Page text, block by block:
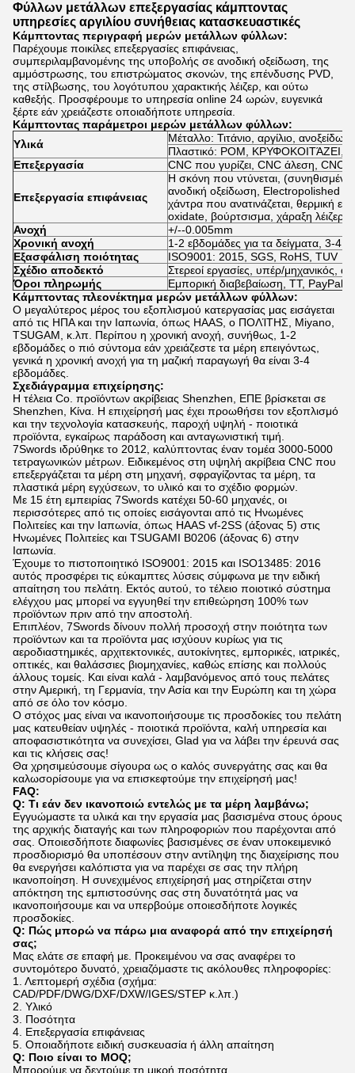
Φύλλων μετάλλων επεξεργασίας κάμπτοντας
υπηρεσίες αργιλίου συνήθειας κατασκευαστικές
Κάμπτοντας περιγραφή μερών μετάλλων φύλλων:
Παρέχουμε ποικίλες επεξεργασίες επιφάνειας,
συμπεριλαμβανομένης της υποβολής σε ανοδική οξείδωση, της
αμμόστρωσης, του επιστρώματος σκονών, της επένδυσης PVD,
της στίλβωσης, του λογότυπου χαρακτικής λέιζερ, και ούτω
καθεξής. Προσφέρουμε το υπηρεσία online 24 ωρών, ευγενικά
ξέρτε εάν χρειάζεστε οποιαδήποτε υπηρεσία.
Κάμπτοντας παράμετροι μερών μετάλλων φύλλων:
Υλικά
Μέταλλο: Τιτάνιο, αργίλιο,
Πλαστικό: POM, ΚΡΥΦΟΚΟΙΤΆΖΕΙ,
Επεξεργασία
CNC που γυρίζει, CNC άλεση, CNC
Επεξεργασία επιφάνειας
Η σκόνη που ντύνεται,
ανοδική οξείδωση, Electropolished &
χάντρα που ανατινάζεται, θερμική
oxidate, βούρτσισμα, χάραξη λέιζερ
Ανοχή
+/--0.005mm
Χρονική ανοχή
1-2 εβδομάδες για τα δείγματα, 3-4
Εξασφάλιση ποιότητας
ISO9001: 2015, SGS, RoHS, TUV
Σχέδιο αποδεκτό
Στερεοί εργασίες, υπέρ/μηχανικός,
Όροι πληρωμής
Εμπορική διαβεβαίωση, TT, PayPal,
Κάμπτοντας πλεονέκτημα μερών μετάλλων φύλλων:
Ο μεγαλύτερος μέρος του εξοπλισμού κατεργασίας μας εισάγεται
από τις ΗΠΑ και την Ιαπωνία, όπως HAAS, ο ΠΟΛΊΤΗΣ, Miyano,
TSUGAM, κ.λπ. Περίπου η χρονική ανοχή, συνήθως, 1-2
εβδομάδες ο πιό σύντομα εάν χρειάζεστε τα μέρη επειγόντως,
γενικά η χρονική ανοχή για τη μαζική παραγωγή θα είναι 3-4
εβδομάδες.
Σχεδιάγραμμα επιχείρησης:
Η τέλεια Co. προϊόντων ακρίβειας Shenzhen, ΕΠΕ βρίσκεται σε
Shenzhen, Κίνα. Η επιχείρησή μας έχει προωθήσει τον εξοπλισμό
και την τεχνολογία κατασκευής, παροχή υψηλή - ποιοτικά
προϊόντα, εγκαίρως παράδοση και ανταγωνιστική τιμή.
7Swords ιδρύθηκε το 2012, καλύπτοντας έναν τομέα 3000-5000
τετραγωνικών μέτρων. Ειδικεμένος στη υψηλή ακρίβεια CNC που
επεξεργάζεται τα μέρη στη μηχανή, σφραγίζοντας τα μέρη, τα
πλαστικά μέρη εγχύσεων, το υλικό και το σχέδιο φορμών.
Με 15 έτη εμπειρίας 7Swords κατέχει 50-60 μηχανές, οι
περισσότερες από τις οποίες εισάγονται από τις Ηνωμένες
Πολιτείες και την Ιαπωνία, όπως HAAS vf-2SS (άξονας 5) στις
Ηνωμένες Πολιτείες και TSUGAMI B0206 (άξονας 6) στην
Ιαπωνία.
Έχουμε το πιστοποιητικό ISO9001: 2015 και ISO13485: 2016
αυτός προσφέρει τις εύκαμπτες λύσεις σύμφωνα με την ειδική
απαίτηση του πελάτη. Εκτός αυτού, το τέλειο ποιοτικό σύστημα
ελέγχου μας μπορεί να εγγυηθεί την επιθεώρηση 100% των
προϊόντων πριν από την αποστολή.
Επιπλέον, 7Swords δίνουν πολλή προσοχή στην ποιότητα των
προϊόντων και τα προϊόντα μας ισχύουν κυρίως για τις
αεροδιαστημικές, αρχιτεκτονικές, αυτοκίνητες, εμπορικές, ιατρικές,
οπτικές, και θαλάσσιες βιομηχανίες, καθώς επίσης και πολλούς
άλλους τομείς. Και είναι καλά - λαμβανόμενος από τους πελάτες
στην Αμερική, τη Γερμανία, την Ασία και την Ευρώπη και τη χώρα
από σε όλο τον κόσμο.
Ο στόχος μας είναι να ικανοποιήσουμε τις προσδοκίες του πελάτη
μας κατευθείαν υψηλές - ποιοτικά προϊόντα, καλή υπηρεσία και
αποφασιστικότητα να συνεχίσει, Glad για να λάβει την έρευνά σας
και τις κλήσεις σας!
Θα χρησιμεύσουμε σίγουρα ως ο καλός συνεργάτης σας και θα
καλωσορίσουμε για να επισκεφτούμε την επιχείρησή μας!
FAQ:
Q: Τι εάν δεν ικανοποιώ εντελώς με τα μέρη λαμβάνω;
Εγγυώμαστε τα υλικά και την εργασία μας βασισμένα στους όρους
της αρχικής διαταγής και των πληροφοριών που παρέχονται από
σας. Οποιεσδήποτε διαφωνίες βασισμένες σε έναν υποκειμενικό
προσδιορισμό θα υποπέσουν στην αντίληψη της διαχείρισης που
θα ενεργήσει καλόπιστα για να παρέχει σε σας την πλήρη
ικανοποίηση. Η συνεχιμένος επιχείρησή μας στηρίζεται στην
απόκτηση της εμπιστοσύνης σας στη δυνατότητά μας να
ικανοποιήσουμε και να υπερβούμε οποιεσδήποτε λογικές
προσδοκίες.
Q: Πώς μπορώ να πάρω μια αναφορά από την επιχείρησή
σας;
Μας ελάτε σε επαφή με. Προκειμένου να σας αναφέρει το
συντομότερο δυνατό, χρειαζόμαστε τις ακόλουθες πληροφορίες:
1. Λεπτομερή σχέδια (σχήμα:
CAD/PDF/DWG/DXF/DXW/IGES/STEP κ.λπ.)
2. Υλικό
3. Ποσότητα
4. Επεξεργασία επιφάνειας
5. Οποιαδήποτε ειδική συσκευασία ή άλλη απαίτηση
Q: Ποιο είναι το MOQ;
Μπορούμε να δεχτούμε τη μικρή ποσότητα.